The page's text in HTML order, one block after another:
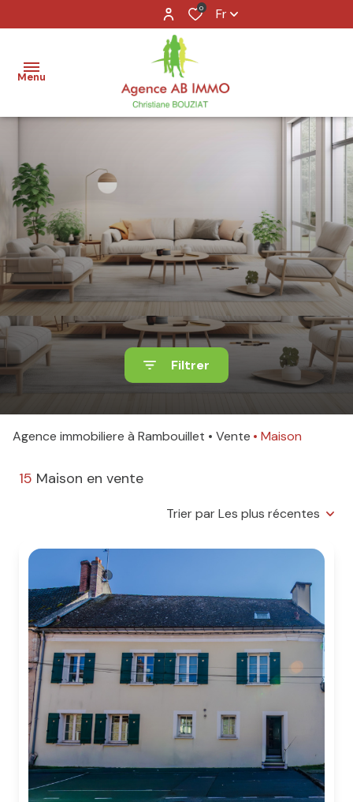
0 Fr
Menu
acheter
louer
vendre
agence
contact
Filtrer
Agence immobiliere à Rambouillet Vente Maison
15 Maison en vente
Trier par Les plus récentes